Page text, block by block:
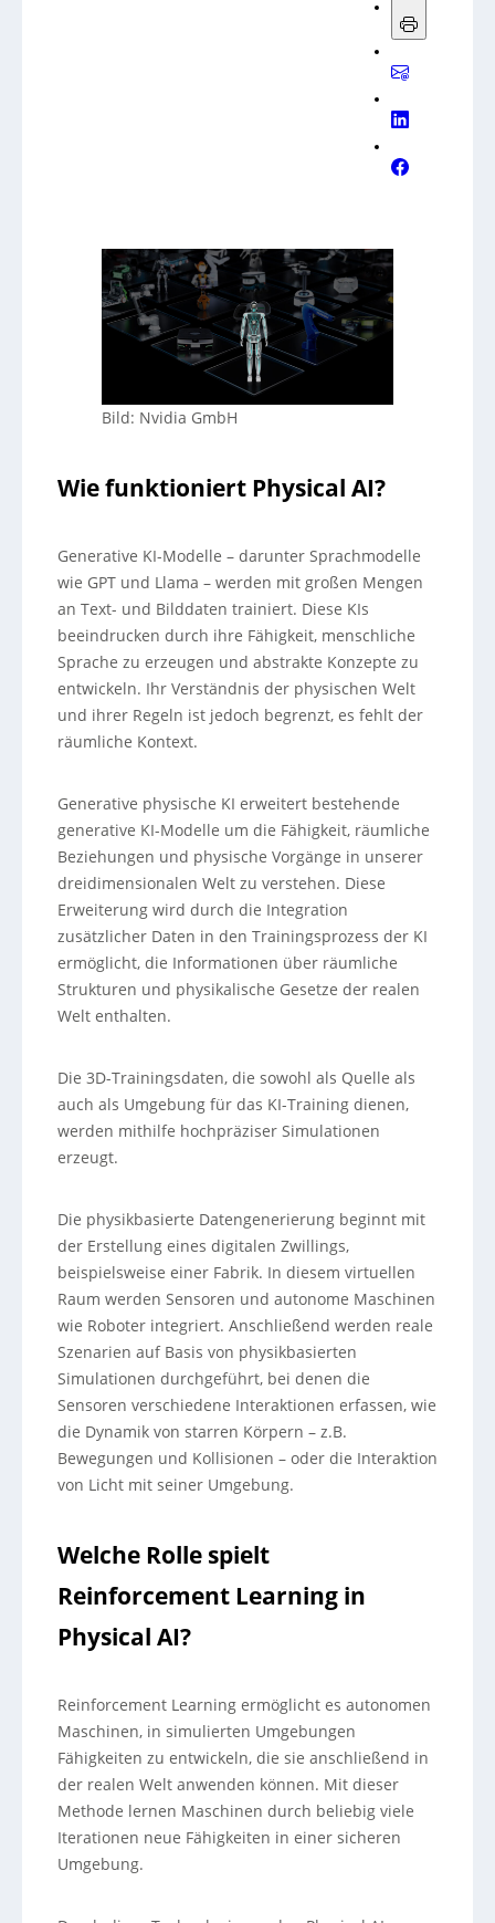
Bild: Nvidia GmbH
Wie funktioniert Physical AI?
Generative KI-Modelle – darunter Sprachmodelle
wie GPT und Llama – werden mit großen Mengen
an Text- und Bilddaten trainiert. Diese KIs
beeindrucken durch ihre Fähigkeit, menschliche
Sprache zu erzeugen und abstrakte Konzepte zu
entwickeln. Ihr Verständnis der physischen Welt
und ihrer Regeln ist jedoch begrenzt, es fehlt der
räumliche Kontext.
Generative physische KI erweitert bestehende
generative KI-Modelle um die Fähigkeit, räumliche
Beziehungen und physische Vorgänge in unserer
dreidimensionalen Welt zu verstehen. Diese
Erweiterung wird durch die Integration
zusätzlicher Daten in den Trainingsprozess der KI
ermöglicht, die Informationen über räumliche
Strukturen und physikalische Gesetze der realen
Welt enthalten.
Die 3D-Trainingsdaten, die sowohl als Quelle als
auch als Umgebung für das KI-Training dienen,
werden mithilfe hochpräziser Simulationen
erzeugt.
Die physikbasierte Datengenerierung beginnt mit
der Erstellung eines digitalen Zwillings,
beispielsweise einer Fabrik. In diesem virtuellen
Raum werden Sensoren und autonome Maschinen
wie Roboter integriert. Anschließend werden reale
Szenarien auf Basis von physikbasierten
Simulationen durchgeführt, bei denen die
Sensoren verschiedene Interaktionen erfassen, wie
die Dynamik von starren Körpern – z.B.
Bewegungen und Kollisionen – oder die Interaktion
von Licht mit seiner Umgebung.
Welche Rolle spielt
Reinforcement Learning in
Physical AI?
Reinforcement Learning ermöglicht es autonomen
Maschinen, in simulierten Umgebungen
Fähigkeiten zu entwickeln, die sie anschließend in
der realen Welt anwenden können. Mit dieser
Methode lernen Maschinen durch beliebig viele
Iterationen neue Fähigkeiten in einer sicheren
Umgebung.